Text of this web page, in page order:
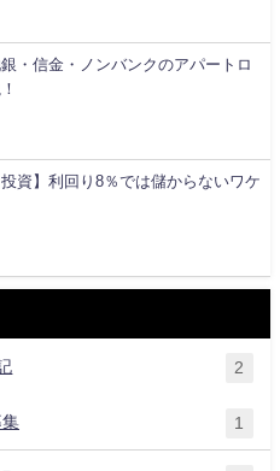
銀・信金・ノンバンクのアパートロ
投資】利回り8％では儲からないワケ
2
1